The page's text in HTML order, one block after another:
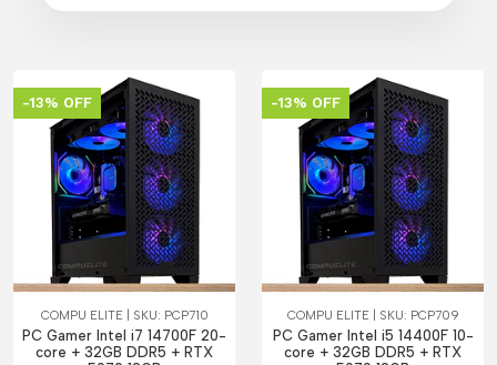
-13% OFF
COMPU ELITE | SKU: PCP710
PC Gamer Intel i7 14700F 20-
core + 32GB DDR5 + RTX
-13% OFF
COMPU ELITE | SKU: PCP709
PC Gamer Intel i5 14400F 10-
core + 32GB DDR5 + RTX